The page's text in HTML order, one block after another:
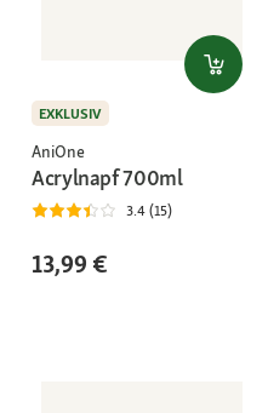
EXKLUSIV
AniOne
Acrylnapf 700ml
3.4 (15)
13,99 €